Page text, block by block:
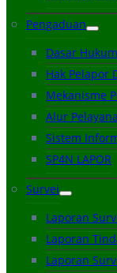
Pengaduan
Dasar
Hak Pelapor
Mekanisme
Alur
Sistem
SP4N LAPOR
Survei
Laporan
Laporan
Laporan